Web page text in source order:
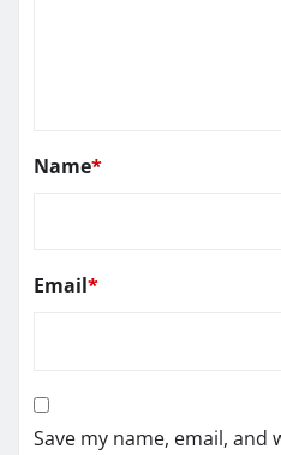
Name*
Email*
Save my name, email,